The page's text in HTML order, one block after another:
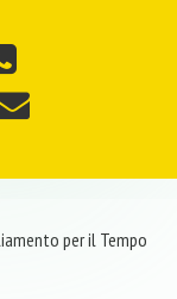
per il Tempo